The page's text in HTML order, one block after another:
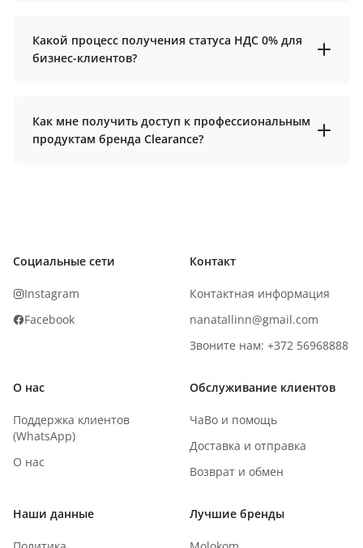
Какой процесс получения статуса НДС 0% для
бизнес-клиентов?
Как мне получить доступ к профессиональным
продуктам бренда Clearance?
Социальные сети
Instagram
Facebook
Контакт
Контактная информация
nanatallinn@gmail.com
Звоните нам: +372 56968888
О нас
Поддержка клиентов
(WhatsApp)
О нас
Обслуживание клиентов
ЧаВо и помощь
Доставка и отправка
Возврат и обмен
Наши данные Лучшие бренды